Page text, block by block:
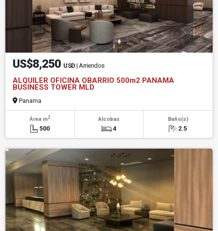
US$8,250 USD | Arriendos
ALQUILER OFICINA OBARRIO 500m2 PANAMA
BUSINESS TOWER MLD
Panama
Área m2
500
Alcobas
4
Baño(s)
2.5